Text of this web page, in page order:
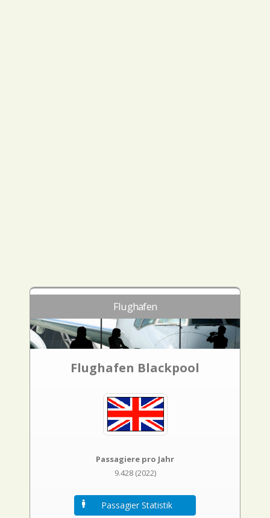
Flughafen
Flughafen Blackpool
Passagiere pro Jahr
9.428 (2022)
Passagier Statistik